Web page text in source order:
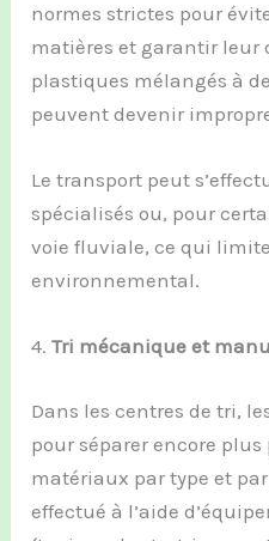
normes strictes pour
matières et garantir leur
plastiques mélangés à
peuvent devenir
Le transport peut
spécialisés ou, pour
voie fluviale, ce qui
environnemental.
4.Tri mécanique et
Dans les centres de tri,
pour séparer encore
matériaux par type et
effectué à l’aide